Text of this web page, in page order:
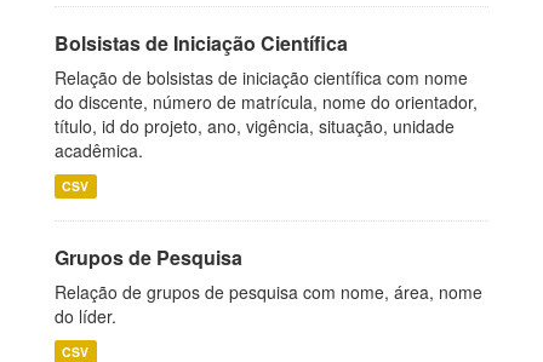
Bolsistas de Iniciação Científica
Relação de bolsistas de iniciação científica com nome
do discente, número de matrícula, nome do orientador,
título, id do projeto, ano, vigência, situação, unidade
acadêmica.
CSV
Grupos de Pesquisa
Relação de grupos de pesquisa com nome, área, nome
do líder.
CSV